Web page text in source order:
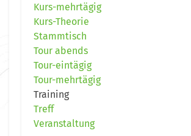
Kurs-mehrtägig
Kurs-Theorie
Stammtisch
Tour abends
Tour-eintägig
Tour-mehrtägig
Training
Treff
Veranstaltung